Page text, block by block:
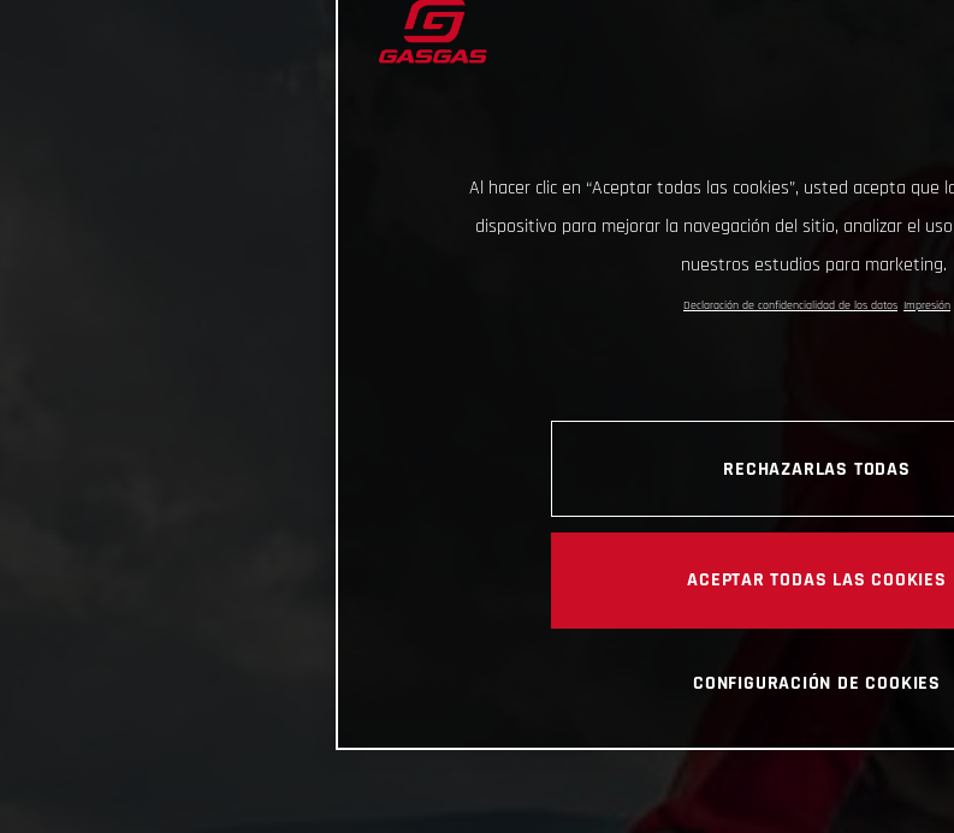
Al hacer clic en “Aceptar todas las cookies”, usted acepta que
dispositivo para mejorar la navegación del sitio, analizar el
nuestros estudios para marketing.
Declaración de confidencialidad de los datos Impresión
RECHAZARLAS TODAS
ACEPTAR TODAS LAS COOKIES
CONFIGURACIÓN DE COOKIES